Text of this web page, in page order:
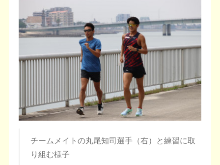
チームメイトの丸尾知司選手（右）と練習に取
り組む様子